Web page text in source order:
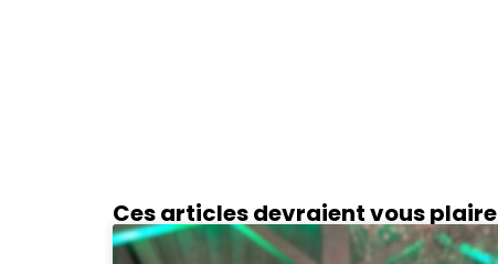
Ces articles devraient vous plaire